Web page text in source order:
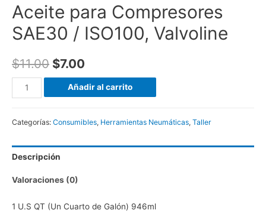
Aceite para Compresores
SAE30 / ISO100, Valvoline
$11.00 $7.00
Aceite
para
SAE30
ISO100,
Añadir al carrito
Categorías: Consumibles, Herramientas Neumáticas, Taller
Descripción
Valoraciones (0)
1 U.S QT (Un Cuarto de Galón) 946ml